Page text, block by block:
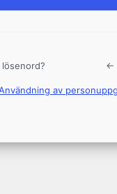
←
av